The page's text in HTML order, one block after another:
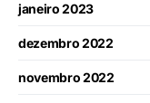
janeiro 2023
dezembro 2022
novembro 2022